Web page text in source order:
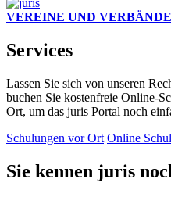
VEREINE UND VERBÄNDE
Services
Lassen Sie sich von unseren
buchen Sie kostenfreie Online-
Ort, um das juris Portal noch
Schulungen vor Ort Online
Sie kennen juris